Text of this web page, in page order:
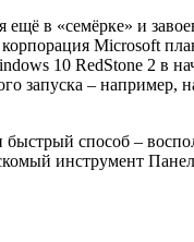
в «семёрке» и
Microsoft
10 RedStone 2 в
запуска – например,
способ –
инструмент